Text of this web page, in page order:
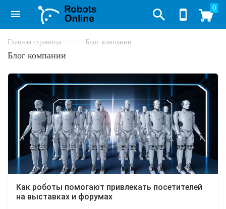
0
Главная страница Блог компании
Блог компании
Как роботы помогают привлекать посетителей
на выставках и форумах